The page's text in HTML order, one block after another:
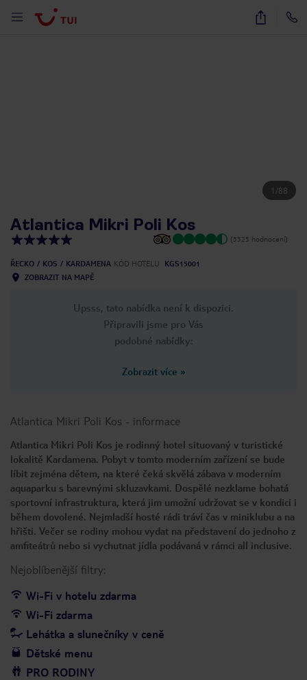
1 /88
Atlantica Mikri Poli Kos
(3325 hodnocení)
ŘECKO KOS KARDAMENA KÓD HOTELU
KGS15001
ZOBRAZIT NA MAPĚ
Upsss, tato nabídka není k dispozici.
Připravili jsme pro Vás
podobné nabídky:
Zobrazit více »
Atlantica Mikri Poli Kos - informace
Atlantica Mikri Poli Kos je rodinný hotel situovaný v turistické
lokalitě Kardamena. Pobyt v tomto moderním zařízení se bude
líbit zejména dětem, na které čeká skvělá zábava v moderním
aquaparku s barevnými skluzavkami. Dospělé nezklame bohatá
sportovní infrastruktura, která jim umožní udržovat se v kondici i
během dovolené. Nejmladší hosté rádi tráví čas v miniklubu a na
hřišti. Večer se rodiny mohou vydat na představení do jednoho z
amfiteátrů nebo si vychutnat jídla podávaná v rámci all inclusive.
Nejoblíbenější filtry:
Wi-Fi v hotelu zdarma
Wi-Fi zdarma
Lehátka a slunečníky v ceně
Dětské menu
PRO RODINY